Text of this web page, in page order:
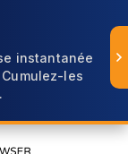
instantanée
les